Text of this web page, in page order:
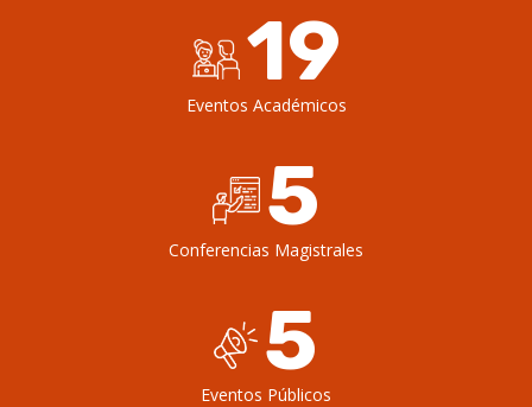
19
Eventos Académicos
5
Conferencias Magistrales
5
Eventos Públicos